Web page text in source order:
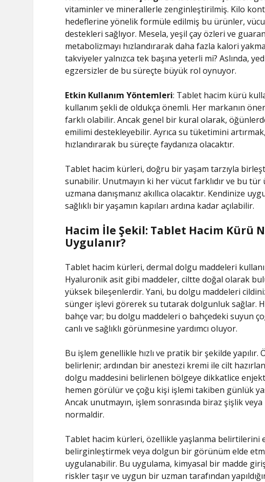
vitaminler ve minerallerle zenginleştirilmiş. Kilo
hedeflerine yönelik formüle edilmiş bu ürünler,
destekleri sağlıyor. Mesela, yeşil çay özleri ve
metabolizmayı hızlandırarak daha fazla kalori
takviyeler yalnızca tek başına yeterli mi? Aslında,
egzersizler de bu süreçte büyük rol oynuyor.
Etkin Kullanım Yöntemleri: Tablet hacim kürü
kullanım şekli de oldukça önemli. Her markanın
farklı olabilir. Ancak genel bir kural olarak,
emilimi destekleyebilir. Ayrıca su tüketimini
hızlandırarak bu süreçte faydanıza olacaktır.
Tablet hacim kürleri, doğru bir yaşam tarzıyla
sunabilir. Unutmayın ki her vücut farklıdır ve bu
uzmana danışmanız akıllıca olacaktır. Kendinize
sağlıklı bir yaşamın kapıları ardına kadar açılabilir.
Hacim İle Şekil: Tablet Hacim Kürü
Uygulanır?
Tablet hacim kürleri, dermal dolgu maddeleri
Hyaluronik asit gibi maddeler, ciltte doğal olarak
yüksek bileşenlerdir. Yani, bu dolgu maddeleri
sünger işlevi görerek su tutarak dolgunluk sağlar.
bahçe var; bu dolgu maddeleri o bahçedeki suyun
canlı ve sağlıklı görünmesine yardımcı oluyor.
Bu işlem genellikle hızlı ve pratik bir şekilde yapılır.
belirlenir; ardından bir anestezi kremi ile cilt
dolgu maddesini belirlenen bölgeye dikkatlice
hemen görülür ve çoğu kişi işlemi takiben günlük
Ancak unutmayın, işlem sonrasında biraz şişlik
normaldir.
Tablet hacim kürleri, özellikle yaşlanma belirtilerini
belirginleştirmek veya dolgun bir görünüm elde
uygulanabilir. Bu uygulama, kimyasal bir madde
riskler taşır ve uygun bir uzman tarafından